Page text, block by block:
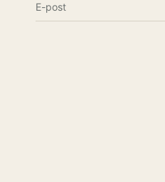
E-post